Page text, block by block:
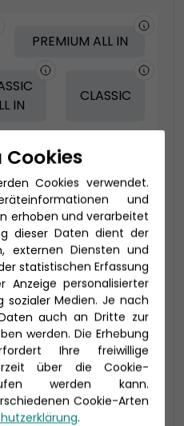
PREMIUM ALL IN
IN
CLASSIC
(VE)
(4-16 qm)
mit begehbarem
Cookies
Cookies verwendet.
und
erhoben und verarbeitet
dieser Daten dient der
externen Diensten und
statistischen Erfassung
Anzeige personalisierter
sozialer Medien. Je nach
auch an Dritte zur
werden. Die Erhebung
Ihre freiwillige
über die Cookie-
werden kann.
Cookie-Arten
.